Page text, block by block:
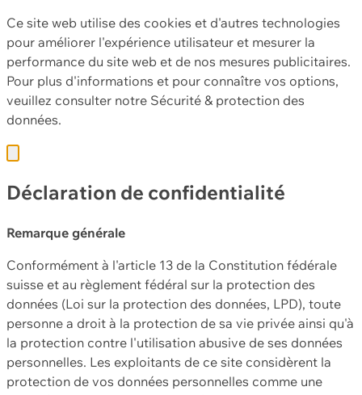
Ce site web utilise des cookies et d'autres technologies
pour améliorer l'expérience utilisateur et mesurer la
performance du site web et de nos mesures publicitaires.
Pour plus d'informations et pour connaître vos options,
veuillez consulter notre Sécurité & protection des
données.
Déclaration de confidentialité
Remarque générale
Conformément à l'article 13 de la Constitution fédérale
suisse et au règlement fédéral sur la protection des
données (Loi sur la protection des données, LPD), toute
personne a droit à la protection de sa vie privée ainsi qu'à
la protection contre l'utilisation abusive de ses données
personnelles. Les exploitants de ce site considèrent la
protection de vos données personnelles comme une